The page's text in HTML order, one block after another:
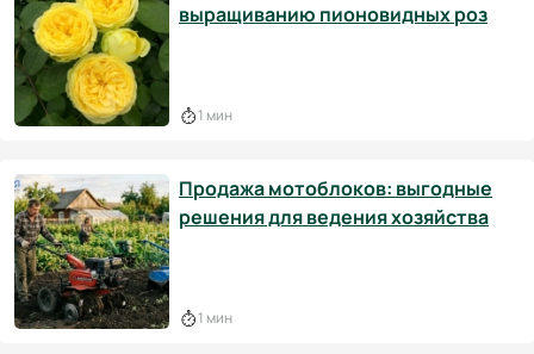
выращиванию пионовидных роз
1 мин
Продажа мотоблоков: выгодные
решения для ведения хозяйства
1 мин